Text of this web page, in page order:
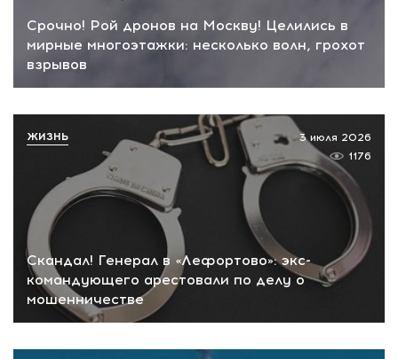
Срочно! Рой дронов на Москву! Целились в
мирные многоэтажки: несколько волн, грохот
взрывов
Скандал! Генерал в «Лефортово»: экс-
командующего арестовали по делу о
мошенничестве
3 июля 2026
1176
ЖИЗНЬ